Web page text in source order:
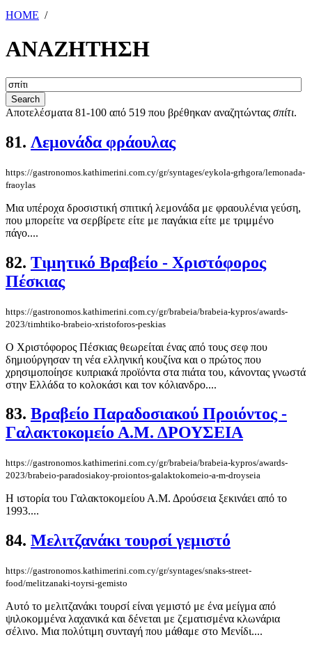
HOME /
ΑΝΑΖΗΤΗΣΗ
Αποτελέσματα 81-100 από 519 που βρέθηκαν αναζητώντας σπίτι.
81. Λεμονάδα φράουλας
https://gastronomos.kathimerini.com.cy/gr/syntages/eykola-grhgora/lemonada-
fraoylas
Μια υπέροχα δροσιστική σπιτική λεμονάδα με φραουλένια γεύση,
που μπορείτε να σερβίρετε είτε με παγάκια είτε με τριμμένο
πάγο....
82. Τιμητικό Βραβείο - Χριστόφορος
Πέσκιας
https://gastronomos.kathimerini.com.cy/gr/brabeia/brabeia-kypros/awards-
2023/timhtiko-brabeio-xristoforos-peskias
Ο Χριστόφορος Πέσκιας θεωρείται ένας από τους σεφ που
δημιούργησαν τη νέα ελληνική κουζίνα και ο πρώτος που
χρησιμοποίησε κυπριακά προϊόντα στα πιάτα του, κάνοντας γνωστά
στην Ελλάδα το κολοκάσι και τον κόλιανδρο....
83. Βραβείο Παραδοσιακού Προιόντος -
Γαλακτοκομείο Α.Μ. ΔΡΟΥΣΕΙΑ
https://gastronomos.kathimerini.com.cy/gr/brabeia/brabeia-kypros/awards-
2023/brabeio-paradosiakoy-proiontos-galaktokomeio-a-m-droyseia
Η ιστορία του Γαλακτοκομείου Α.Μ. Δρούσεια ξεκινάει από το
1993....
84. Μελιτζανάκι τουρσί γεμιστό
https://gastronomos.kathimerini.com.cy/gr/syntages/snaks-street-
food/melitzanaki-toyrsi-gemisto
Αυτό το μελιτζανάκι τουρσί είναι γεμιστό με ένα μείγμα από
ψιλοκομμένα λαχανικά και δένεται με ζεματισμένα κλωνάρια
σέλινο. Μια πολύτιμη συνταγή που μάθαμε στο Μενίδι....